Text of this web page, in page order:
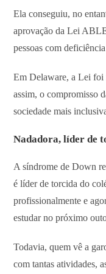
Ela conseguiu, no
aprovação da Lei
pessoas com
Em Delaware, a Lei foi
assim, o compromisso
sociedade mais
Nadadora, líder de
A síndrome de Down
é líder de torcida do
profissionalmente e
estudar no próximo
Todavia, quem vê a
com tantas atividades,